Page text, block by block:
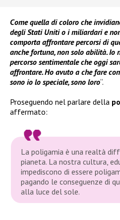
Come quella di coloro che
degli Stati Uniti o i miliardari e
comporta affrontare percorsi di
anche fortuna, non solo abilità. Io
percorso sentimentale che oggi
affrontare. Ho avuto a che fare
sono io lo speciale, sono loro“.
Proseguendo nel parlare della
affermato:
La poligamia è una realtà
pianeta. La nostra cultura,
impediscono di essere
pagando le conseguenze di
alla luce del sole.